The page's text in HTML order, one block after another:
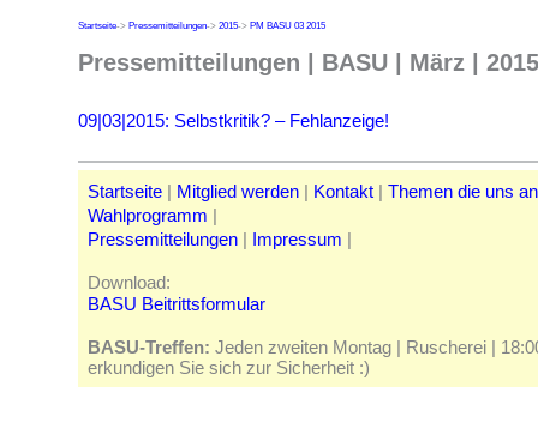
Startseite-> Pressemitteilungen-> 2015-> PM BASU 03 2015
Pressemitteilungen | BASU | März | 2015
09|03|2015: Selbstkritik? – Fehlanzeige!
Startseite | Mitglied werden | Kontakt | Themen die uns
Wahlprogramm |
Pressemitteilungen | Impressum |
Download:
BASU Beitrittsformular
BASU-Treffen: Jeden zweiten Montag | Ruscherei |
erkundigen Sie sich zur Sicherheit :)